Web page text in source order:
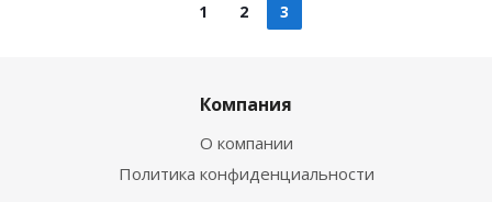
1 2 3
Компания
О компании
Политика конфиденциальности